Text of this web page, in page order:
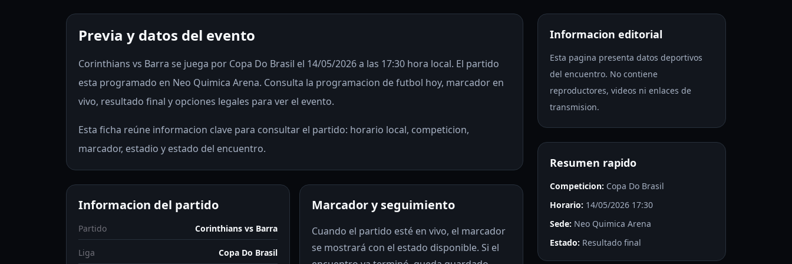
Previa y datos del evento
Corinthians vs Barra se juega por Copa Do Brasil el 14/05/2026 a las 17:30 hora local. El partido
esta programado en Neo Quimica Arena. Consulta la programacion de futbol hoy, marcador en
vivo, resultado final y opciones legales para ver el evento.
Esta ficha reúne informacion clave para consultar el partido: horario local, competicion,
marcador, estadio y estado del encuentro.
Informacion del partido
Partido Corinthians vs Barra
Liga Copa Do Brasil
Marcador y seguimiento
Cuando el partido esté en vivo, el marcador
se mostrará con el estado disponible. Si el
Informacion editorial
Esta pagina presenta datos deportivos
del encuentro. No contiene
reproductores, videos ni enlaces de
transmision.
Resumen rapido
Competicion: Copa Do Brasil
Horario: 14/05/2026 17:30
Sede: Neo Quimica Arena
Estado: Resultado final